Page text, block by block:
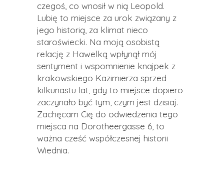
czegoś, co wnosił w nią Leopold.
Lubię to miejsce za urok związany z
jego historią, za klimat nieco
staroświecki. Na moją osobistą
relację z Hawelką wpłynął mój
sentyment i wspomnienie knajpek z
krakowskiego Kazimierza sprzed
kilkunastu lat, gdy to miejsce dopiero
zaczynało być tym, czym jest dzisiaj.
Zachęcam Cię do odwiedzenia tego
miejsca na Dorotheergasse 6, to
ważna cześć współczesnej historii
Wiednia.